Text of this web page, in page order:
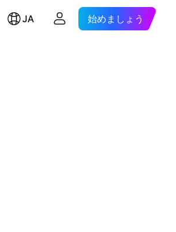
JA 始めましょう